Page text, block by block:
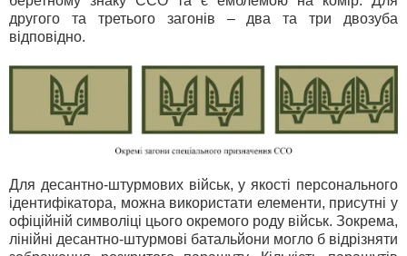
другого та третього загонів – два та три двозуба
відповідно.
Для десантно-штурмових військ, у якості персонального
ідентифікатора, можна використати елементи, присутні у
офіційній символіці цього окремого роду військ. Зокрема,
лінійні десантно-штурмові батальйони могло б відрізняти